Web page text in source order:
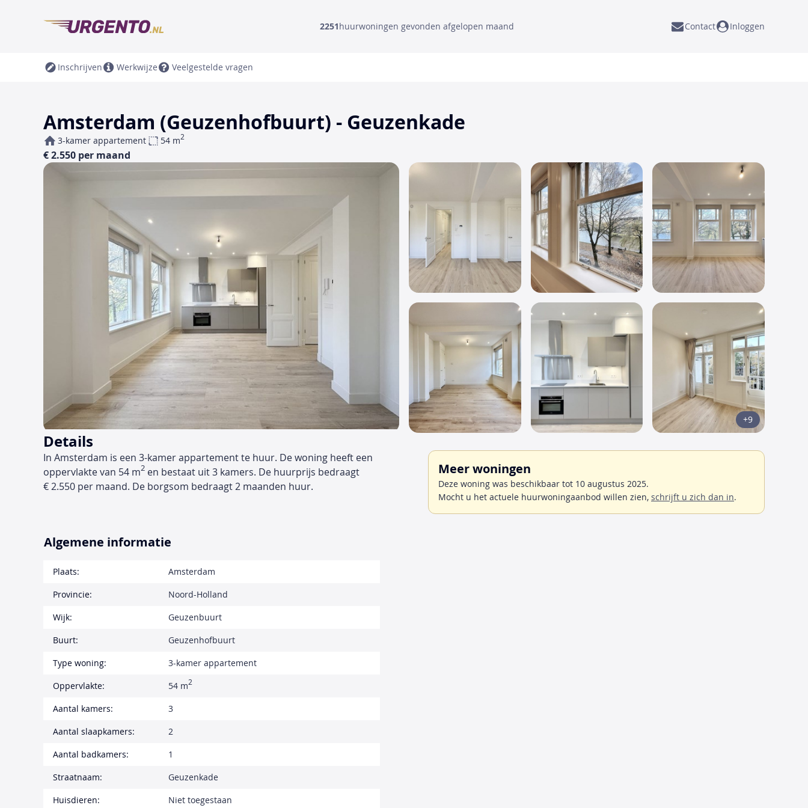
2251huurwoningen gevonden afgelopen maand Contact Inloggen
Inschrijven Werkwijze Veelgestelde vragen
Amsterdam (Geuzenhofbuurt) - Geuzenkade
3-kamer appartement 54 m2
€ 2.550 per maand
+9
Details
In Amsterdam is een 3-kamer appartement te huur. De woning heeft een
oppervlakte van 54 m2 en bestaat uit 3 kamers. De huurprijs bedraagt
€ 2.550 per maand. De borgsom bedraagt 2 maanden huur.
Meer woningen
Deze woning was beschikbaar tot 10 augustus 2025.
Mocht u het actuele huurwoningaanbod willen zien, schrijft u zich dan in.
Algemene informatie
Plaats:
Amsterdam
Provincie:
Noord-Holland
Wijk:
Geuzenbuurt
Buurt:
Geuzenhofbuurt
Type woning:
3-kamer appartement
Oppervlakte:
54 m2
Aantal kamers:
3
Aantal slaapkamers:
2
Aantal badkamers:
1
Straatnaam:
Geuzenkade
Huisdieren:
Niet toegestaan